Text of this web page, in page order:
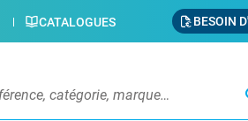
CATALOGUES BESOIN